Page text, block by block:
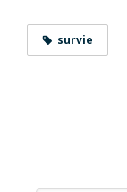
survie